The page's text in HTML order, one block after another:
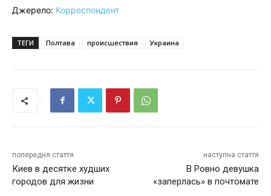
Джерело: Корреспондент
ТЕГИ Полтава происшествия Украина
попередня стаття
Киев в десятке худших
городов для жизни
наступна стаття
В Ровно девушка
«заперлась» в почтомате